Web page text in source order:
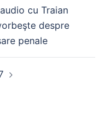
cu Traian
despre
penale